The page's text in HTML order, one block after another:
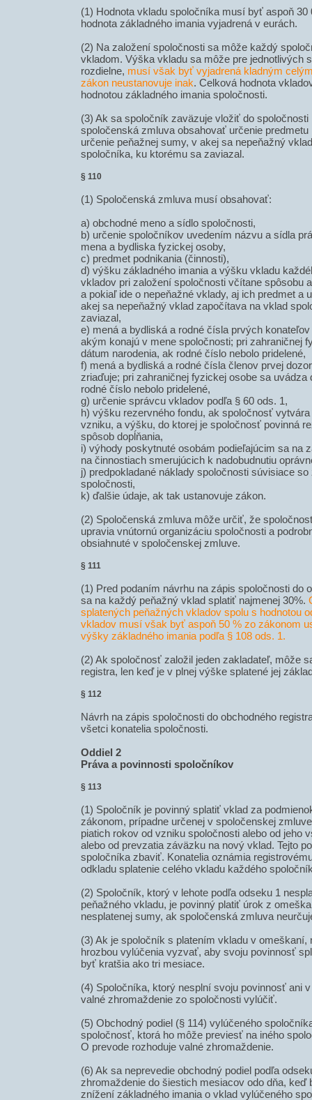
(1) Hodnota vkladu spoločníka musí byť aspoň 30
hodnota základného imania vyjadrená v eurách.
(2) Na založení spoločnosti sa môže každý
vkladom. Výška vkladu sa môže pre jednotlivých
rozdielne, musí však byť vyjadrená kladným
zákon neustanovuje inak. Celková hodnota
hodnotou základného imania spoločnosti.
(3) Ak sa spoločník zaväzuje vložiť do
spoločenská zmluva obsahovať určenie predmetu
určenie peňažnej sumy, v akej sa nepeňažný
spoločníka, ku ktorému sa zaviazal.
§ 110
(1) Spoločenská zmluva musí obsahovať:
a) obchodné meno a sídlo spoločnosti,
b) určenie spoločníkov uvedením názvu a sídla
mena a bydliska fyzickej osoby,
c) predmet podnikania (činnosti),
d) výšku základného imania a výšku vkladu
vkladov pri založení spoločnosti včítane spôsobu
a pokiaľ ide o nepeňažné vklady, aj ich predmet a
akej sa nepeňažný vklad započítava na vklad
zaviazal,
e) mená a bydliská a rodné čísla prvých
akým konajú v mene spoločnosti; pri zahraničnej
dátum narodenia, ak rodné číslo nebolo pridelené,
f) mená a bydliská a rodné čísla členov prvej
zriaďuje; pri zahraničnej fyzickej osobe sa uvádza
rodné číslo nebolo pridelené,
g) určenie správcu vkladov podľa § 60 ods. 1,
h) výšku rezervného fondu, ak spoločnosť
vzniku, a výšku, do ktorej je spoločnosť povinná
spôsob dopĺňania,
i) výhody poskytnuté osobám podieľajúcim sa na
na činnostiach smerujúcich k nadobudnutiu
j) predpokladané náklady spoločnosti súvisiace
spoločnosti,
k) ďalšie údaje, ak tak ustanovuje zákon.
(2) Spoločenská zmluva môže určiť, že
upravia vnútornú organizáciu spoločnosti a
obsiahnuté v spoločenskej zmluve.
§ 111
(1) Pred podaním návrhu na zápis spoločnosti do
sa na každý peňažný vklad splatiť najmenej 30%.
splatených peňažných vkladov spolu s hodnotou
vkladov musí však byť aspoň 50 % zo zákonom
výšky základného imania podľa § 108 ods. 1.
(2) Ak spoločnosť založil jeden zakladateľ, môže
registra, len keď je v plnej výške splatené jej
§ 112
Návrh na zápis spoločnosti do obchodného
všetci konatelia spoločnosti.
Oddiel 2
Práva a povinnosti spoločníkov
§ 113
(1) Spoločník je povinný splatiť vklad za
zákonom, prípadne určenej v spoločenskej
piatich rokov od vzniku spoločnosti alebo od jeho
alebo od prevzatia záväzku na nový vklad. Tejto
spoločníka zbaviť. Konatelia oznámia
odkladu splatenie celého vkladu každého
(2) Spoločník, ktorý v lehote podľa odseku 1
peňažného vkladu, je povinný platiť úrok z
nesplatenej sumy, ak spoločenská zmluva
(3) Ak je spoločník s platením vkladu v omeškaní,
hrozbou vylúčenia vyzvať, aby svoju povinnosť
byť kratšia ako tri mesiace.
(4) Spoločníka, ktorý nesplní svoju povinnosť ani
valné zhromaždenie zo spoločnosti vylúčiť.
(5) Obchodný podiel (§ 114) vylúčeného
spoločnosť, ktorá ho môže previesť na iného
O prevode rozhoduje valné zhromaždenie.
(6) Ak sa neprevedie obchodný podiel podľa
zhromaždenie do šiestich mesiacov odo dňa, keď
znížení základného imania o vklad vylúčeného